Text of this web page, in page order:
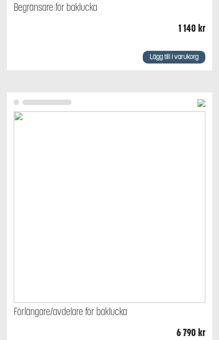
Begränsare för baklucka
1 140 kr
Lägg till i varukorg
Förlängare/avdelare för baklucka
6 790 kr